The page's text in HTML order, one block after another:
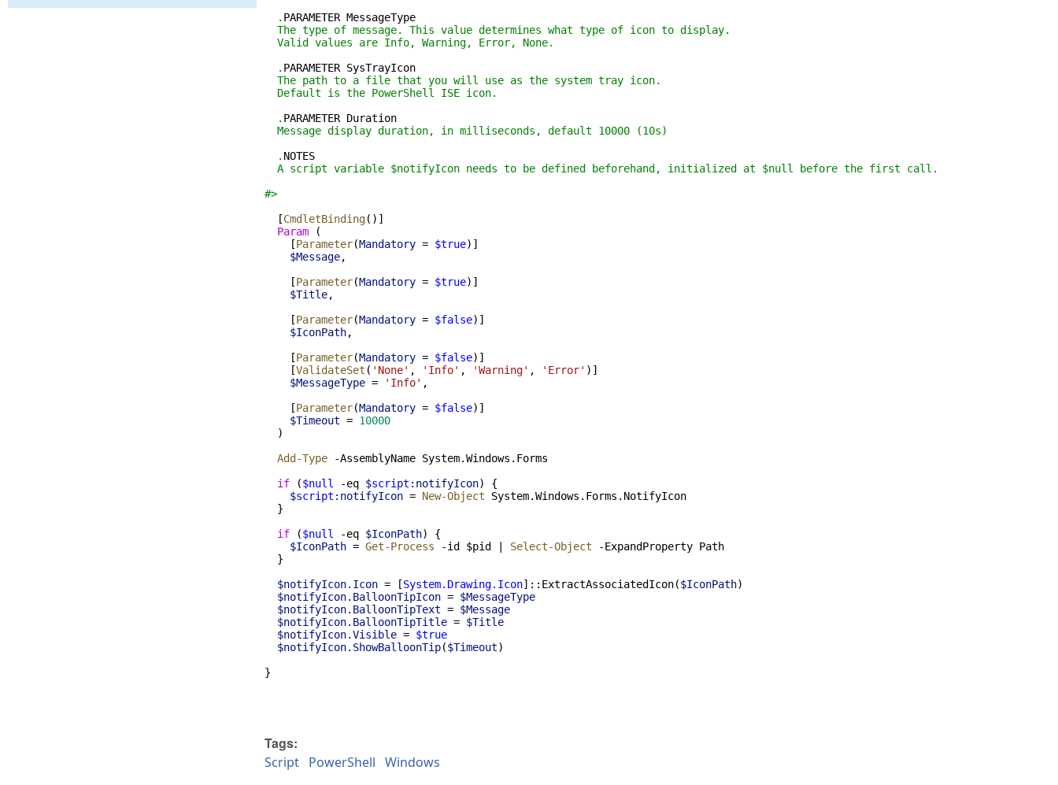
  .
PARAMETER MessageType
  The type of message. This value determines what type of icon to display.
  Valid values are Info, Warning, Error, None.
  .
PARAMETER SysTrayIcon
  The path to a file that you will use as the system tray icon.
  Default is the PowerShell ISE icon.
  .
PARAMETER Duration
  Message display duration, in milliseconds, default 10000 (10s)
  .
NOTES
  A script variable $notifyIcon
needs to be defined beforehand, initialized at $null before the first call.
#>
  [
CmdletBinding()]
  Param
(
    [
Parameter(Mandatory = $true)]
    $Message
,
    [
Parameter(Mandatory = $true)]
    $Title
,
    [
Parameter(Mandatory = $false)]
    $IconPath
,
    [
Parameter(Mandatory = $false)]
    [
ValidateSet ( 'None' , 'Info' , 'Warning' , 'Error' )]
    $MessageType
= 'Info' ,
    [
Parameter(Mandatory = $false)]
    $Timeout
= 10000
  )
  Add-Type
-AssemblyName System.Windows.Forms
  if
($null -eq $script :notifyIcon) {
    $
script :notifyIcon = New-Object System.Windows.Forms.NotifyIcon
  }
  if
($null -eq $IconPath) {
    $IconPath
= Get-Process -id $pid | Select-Object -ExpandProperty Path
  }
  $notifyIcon.Icon
= [System.Drawing.Icon]::ExtractAssociatedIcon($IconPath)
  $notifyIcon.BalloonTipIcon
= $MessageType
  $notifyIcon.BalloonTipText
= $Message
  $notifyIcon.BalloonTipTitle
= $Title
  $notifyIcon.Visible
= $true
  $notifyIcon.ShowBalloonTip
($Timeout)
}
Tags:
Script PowerShell Windows